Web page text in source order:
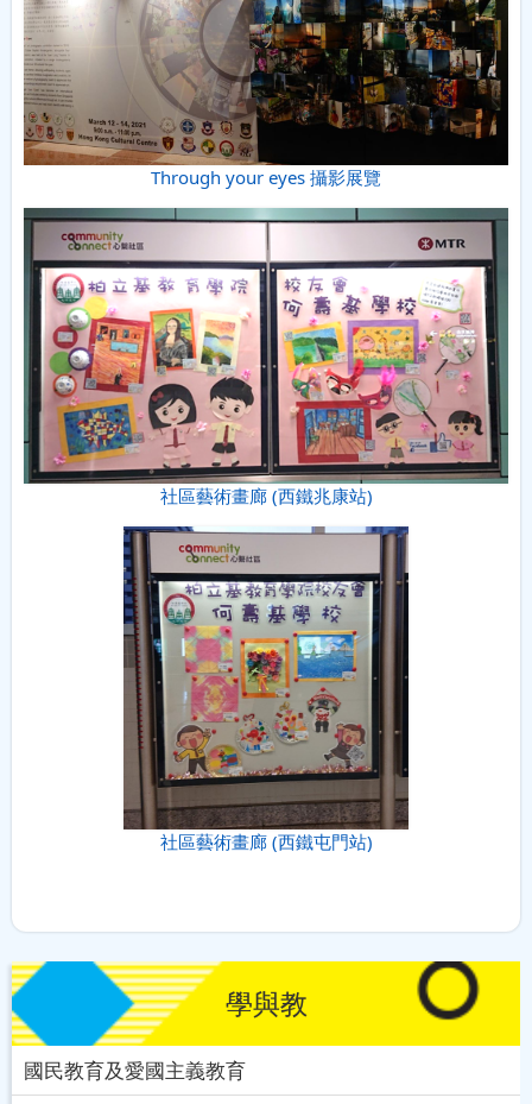
Through your eyes 攝影展覽
社區藝術畫廊 (西鐵兆康站)
社區藝術畫廊 (西鐵屯門站)
學與教
國民教育及愛國主義教育